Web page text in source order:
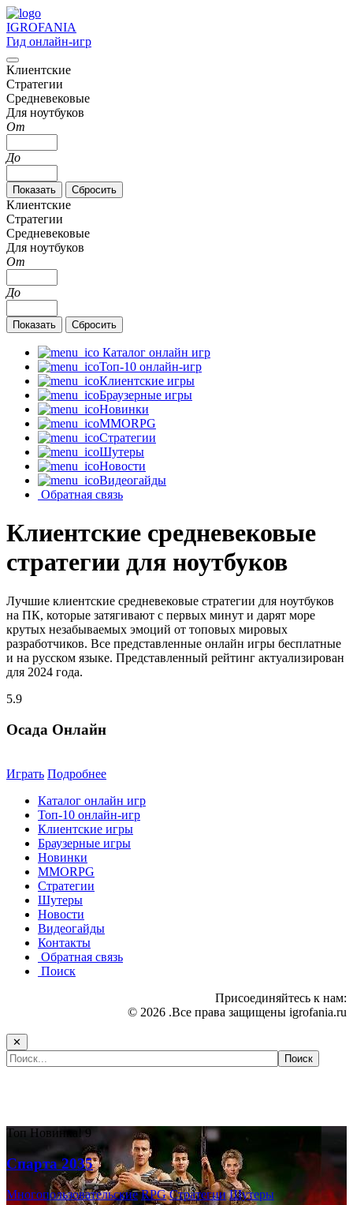
IGROFANIA
Гид онлайн-игр
Клиентские
Стратегии
Средневековые
Для ноутбуков
От
До
Клиентские
Стратегии
Средневековые
Для ноутбуков
От
До
Каталог онлайн игр
Топ-10 онлайн-игр
Клиентские игры
Браузерные игры
Новинки
MMORPG
Стратегии
Шутеры
Новости
Видеогайды
Обратная связь
Клиентские средневековые
стратегии для ноутбуков
Лучшие клиентские средневековые стратегии для ноутбуков
на ПК, которые затягивают с первых минут и дарят море
крутых незабываемых эмоций от топовых мировых
разработчиков. Все представленные онлайн игры бесплатные
и на русском языке. Представленный рейтинг актуализирован
для 2024 года.
5.9
Осада Онлайн
Играть Подробнее
Каталог онлайн игр
Топ-10 онлайн-игр
Клиентские игры
Браузерные игры
Новинки
MMORPG
Стратегии
Шутеры
Новости
Видеогайды
Контакты
Обратная связь
Поиск
Присоединяйтесь к нам:
© 2026 .Все права защищены igrofania.ru
✕
Топ Новинка! 9
Спарта 2035
Многопользовательские RPG Стратегии Шутеры